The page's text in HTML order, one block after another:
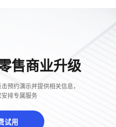
售商业升级
预约演示并提供相关信息，
排专属服务
试用